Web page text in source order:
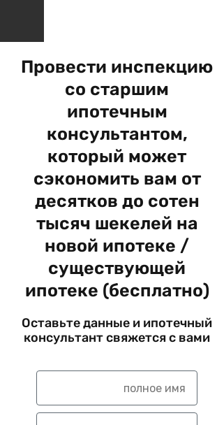
Провести инспекцию
со старшим
ипотечным
консультантом,
который может
сэкономить вам от
десятков до сотен
тысяч шекелей на
новой ипотеке /
существующей
ипотеке (бесплатно)
Оставьте данные и ипотечный
консультант свяжется с вами